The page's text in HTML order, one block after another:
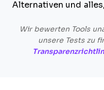
Alternativen und
Wir bewerten Tools
unsere Tests zu